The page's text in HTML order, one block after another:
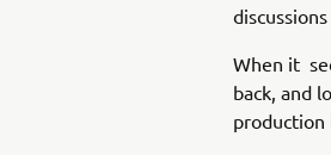
When it
back, and
production